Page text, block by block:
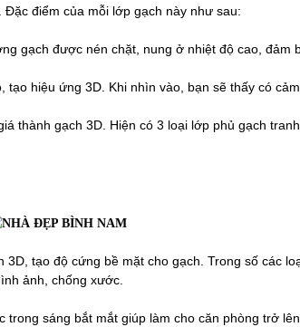
điểm của mỗi lớp gạch này như sau:
gạch được nén chặt, nung ở nhiệt độ cao, đảm
hiệu ứng 3D. Khi nhìn vào, bạn sẽ thấy có
thành gạch 3D. Hiện có 3 loại lớp phủ gạch
tạo độ cứng bề mặt cho gạch. Trong số các
ảnh, chống xước.
sáng bắt mắt giúp làm cho căn phòng trở